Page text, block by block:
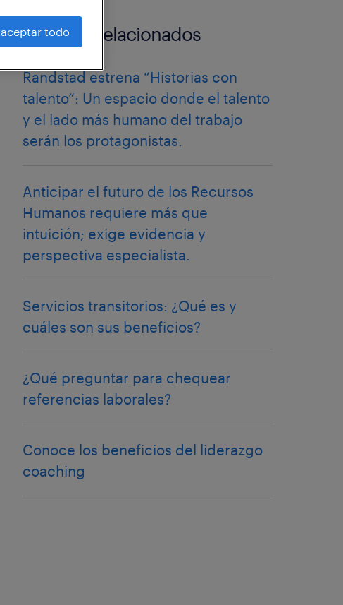
artículos relacionados
Randstad estrena “Historias con
talento”: Un espacio donde el talento
y el lado más humano del trabajo
serán los protagonistas.
Anticipar el futuro de los Recursos
Humanos requiere más que
intuición; exige evidencia y
perspectiva especialista.
Servicios transitorios: ¿Qué es y
cuáles son sus beneficios?
¿Qué preguntar para chequear
referencias laborales?
Conoce los beneficios del liderazgo
coaching
aceptar todo